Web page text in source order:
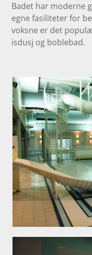
Badet har moderne
egne fasiliteter for
voksne er det
isdusj og boblebad.